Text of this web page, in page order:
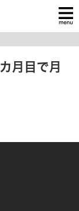
月目で月